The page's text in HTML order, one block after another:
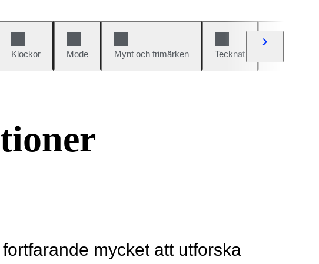
Klockor Mode Mynt och frimärken Tecknat
mycket att utforska